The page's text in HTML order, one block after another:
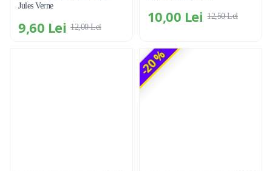
Jules Verne
9,60 Lei 12,00 Lei
10,00 Lei 12,50 Lei
-20 %